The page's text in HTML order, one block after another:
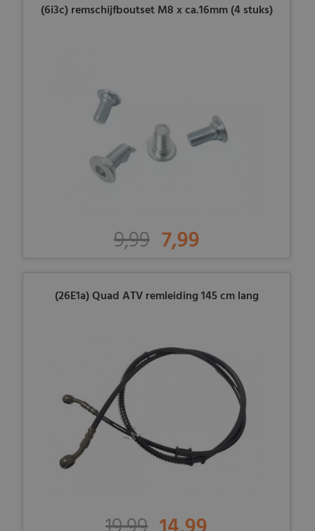
(6i3c) remschijfboutset M8 x ca.16mm (4 stuks)
9,99 7,99
(26E1a) Quad ATV remleiding 145 cm lang